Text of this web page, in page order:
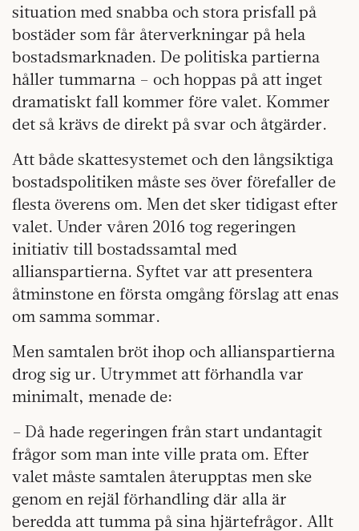
situation med snabba och stora prisfall på
bostäder som får återverkningar på hela
bostadsmarknaden. De politiska partierna
håller tummarna – och hoppas på att inget
dramatiskt fall kommer före valet. Kommer
det så krävs de direkt på svar och åtgärder.
Att både skattesystemet och den långsiktiga
bostadspolitiken måste ses över förefaller de
flesta överens om. Men det sker tidigast efter
valet. Under våren 2016 tog regeringen
initiativ till bostadssamtal med
allianspartierna. Syftet var att presentera
åtminstone en första omgång förslag att enas
om samma sommar.
Men samtalen bröt ihop och allianspartierna
drog sig ur. Utrymmet att förhandla var
minimalt, menade de:
– Då hade regeringen från start undantagit
frågor som man inte ville prata om. Efter
valet måste samtalen återupptas men ske
genom en rejäl förhandling där alla är
beredda att tumma på sina hjärtefrågor. Allt